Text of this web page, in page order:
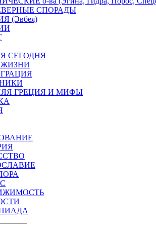
СПОРАДЫ
(Эвбея)
СЕГОДНЯ
ЖИЗНИ
ГРЕЦИЯ И МИФЫ